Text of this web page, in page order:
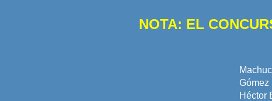
NOTA: EL
Gómez
Héctor